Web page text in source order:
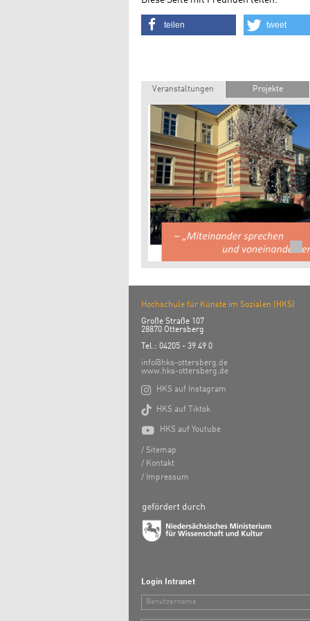
teilen tweet
Veranstaltungen Projekte
Hochschule für Künste im Sozialen (HKS)
Große Straße 107
28870 Ottersberg
Tel.: 04205 - 39 49 0
info@hks-ottersberg.de
www.hks-ottersberg.de
 HKS auf Instagram
 HKS auf Tiktok
 HKS auf Youtube
Sitemap
Kontakt
Impressum
Login Intranet
Benutzername